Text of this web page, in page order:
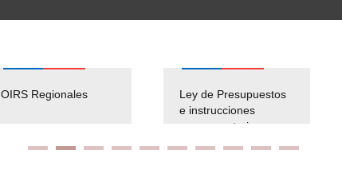
OIRS Regionales
Ley de Presupuestos
e instrucciones
presuspuetarias